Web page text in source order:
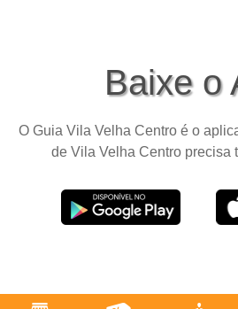
Baixe o
O Guia Vila Velha Centro é o
de Vila Velha Centro precisa